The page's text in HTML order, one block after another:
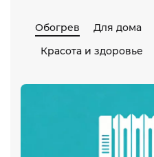
Обогрев Для дома
Красота и здоровье